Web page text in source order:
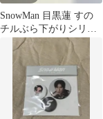
SnowMan 目黒蓮 すの
チルぶら下がりシリー
ズ(ぬいぐるみver.)
「Snow Man 1st DOME
tour 2023 i DO ME」 開
封済 NL7208C f116